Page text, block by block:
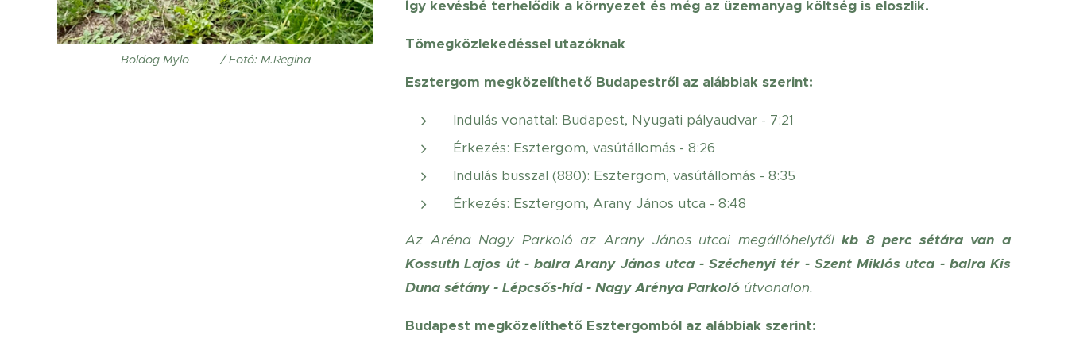
Boldog Mylo🐾💚 / Fotó: M.Regina
Így kevésbé terhelődik a környezet és még az üzemanyag költség is eloszlik.
Tömegközlekedéssel utazóknak
Esztergom megközelíthető Budapestről az alábbiak szerint:
Indulás vonattal: Budapest, Nyugati pályaudvar - 7:21
Érkezés: Esztergom, vasútállomás - 8:26
Indulás busszal (880): Esztergom, vasútállomás - 8:35
Érkezés: Esztergom, Arany János utca - 8:48
Az Aréna Nagy Parkoló az Arany János utcai megállóhelytőlkb 8 perc sétára van a
Kossuth Lajos út - balra Arany János utca - Széchenyi tér - Szent Miklós utca - balra Kis
Duna sétány - Lépcsős-híd - Nagy Arénya Parkoló útvonalon.
Budapest megközelíthető Esztergomból az alábbiak szerint: